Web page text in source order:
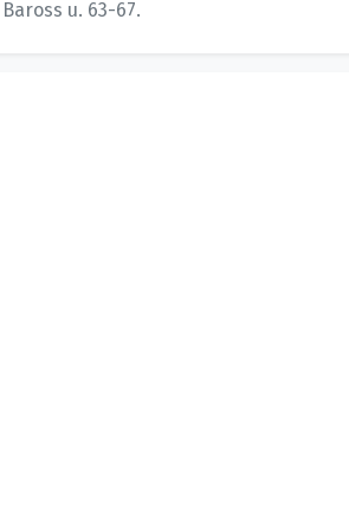
u. 63-67.